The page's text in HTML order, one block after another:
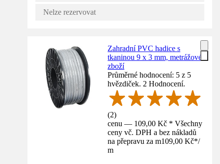
Nelze rezervovat
Zahradní PVC hadice s
tkaninou 9 x 3 mm, metrážové
zboží
Průměrné hodnocení: 5 z 5
hvězdiček. 2 Hodnocení.
(2)
cenu — 109,00 Kč * Všechny
ceny vč. DPH a bez nákladů
na přepravu za m109,00 Kč*/
m